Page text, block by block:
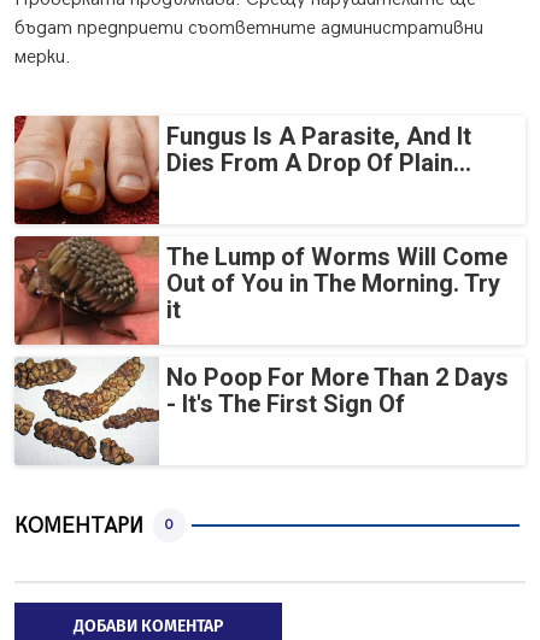
бъдат предприети съответните административни
мерки.
Fungus Is A Parasite, And It
Dies From A Drop Of Plain...
The Lump of Worms Will Come
Out of You in The Morning. Try
it
No Poop For More Than 2 Days
- It's The First Sign Of
КОМЕНТАРИ 0
ДОБАВИ КОМЕНТАР